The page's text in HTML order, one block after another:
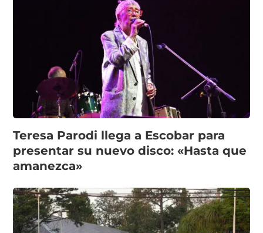
Teresa Parodi llega a Escobar para
presentar su nuevo disco: «Hasta que
amanezca»